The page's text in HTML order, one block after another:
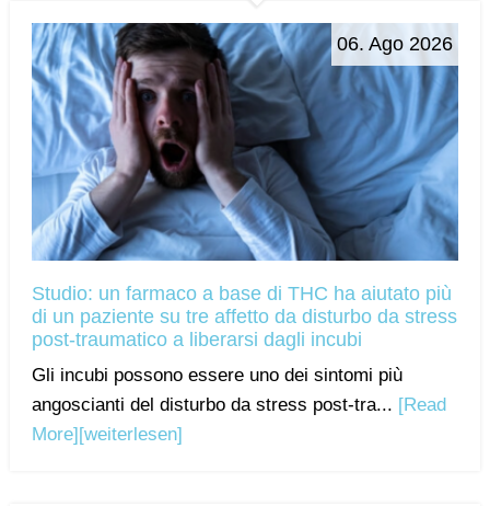
06. Ago 2026
Studio: un farmaco a base di THC ha aiutato più
di un paziente su tre affetto da disturbo da stress
post-traumatico a liberarsi dagli incubi
Gli incubi possono essere uno dei sintomi più
angoscianti del disturbo da stress post-tra... [Read
More] [weiterlesen]